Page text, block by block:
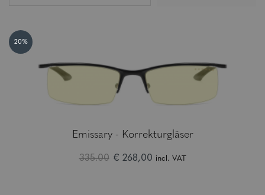
20%
Emissary - Korrekturgläser
335.00 € 268,00 incl. VAT